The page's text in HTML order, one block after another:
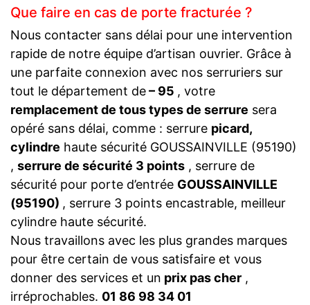
Que faire en cas de porte fracturée ?
Nous contacter sans délai pour une intervention
rapide de notre équipe d’artisan ouvrier. Grâce à
une parfaite connexion avec nos serruriers sur
tout le département de– 95 , votre
remplacement de tous types de serrure sera
opéré sans délai, comme : serrure picard,
cylindre haute sécurité GOUSSAINVILLE (95190)
, serrure de sécurité 3 points , serrure de
sécurité pour porte d’entrée GOUSSAINVILLE
(95190) , serrure 3 points encastrable, meilleur
cylindre haute sécurité.
Nous travaillons avec les plus grandes marques
pour être certain de vous satisfaire et vous
donner des services et un prix pas cher ,
irréprochables. 01 86 98 34 01